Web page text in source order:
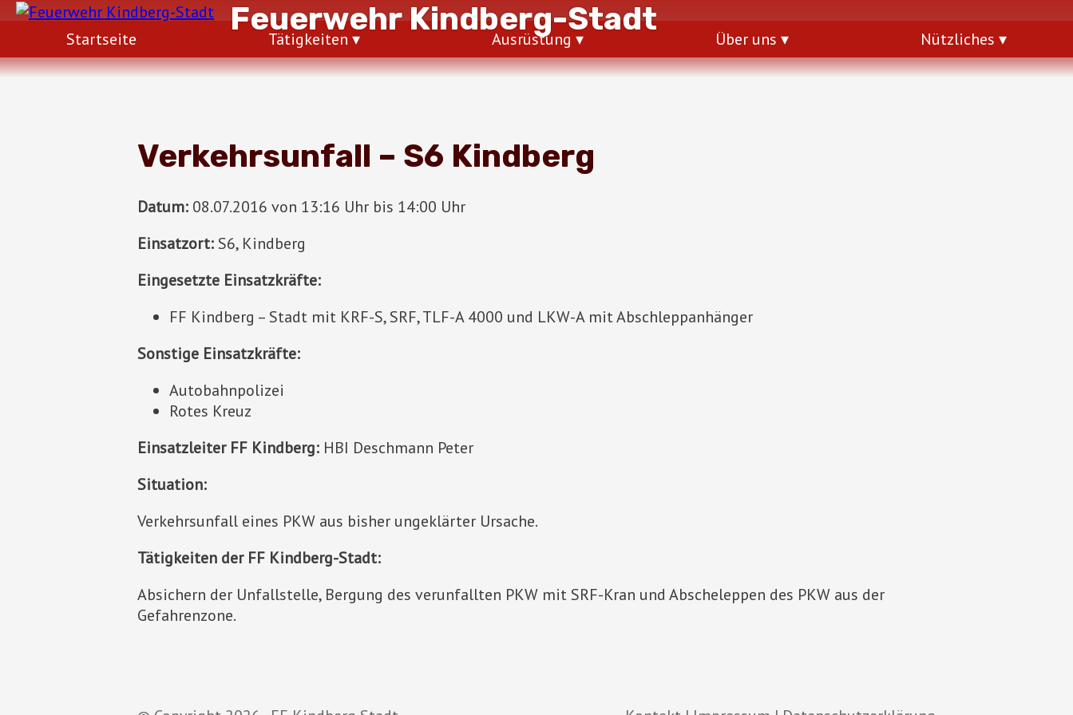
Feuerwehr Kindberg-Stadt
Startseite Tätigkeiten Ausrüstung Über uns Nützliches
Verkehrsunfall – S6 Kindberg
Datum: 08.07.2016 von 13:16 Uhr bis 14:00 Uhr
Einsatzort: S6, Kindberg
Eingesetzte Einsatzkräfte:
FF Kindberg – Stadt mit KRF-S, SRF, TLF-A 4000 und LKW-A mit Abschleppanhänger
Sonstige Einsatzkräfte:
Autobahnpolizei
Rotes Kreuz
Einsatzleiter FF Kindberg: HBI Deschmann Peter
Situation:
Verkehrsunfall eines PKW aus bisher ungeklärter Ursache.
Tätigkeiten der FF Kindberg-Stadt:
Absichern der Unfallstelle, Bergung des verunfallten PKW mit SRF-Kran und Abscheleppen des PKW aus der
Gefahrenzone.